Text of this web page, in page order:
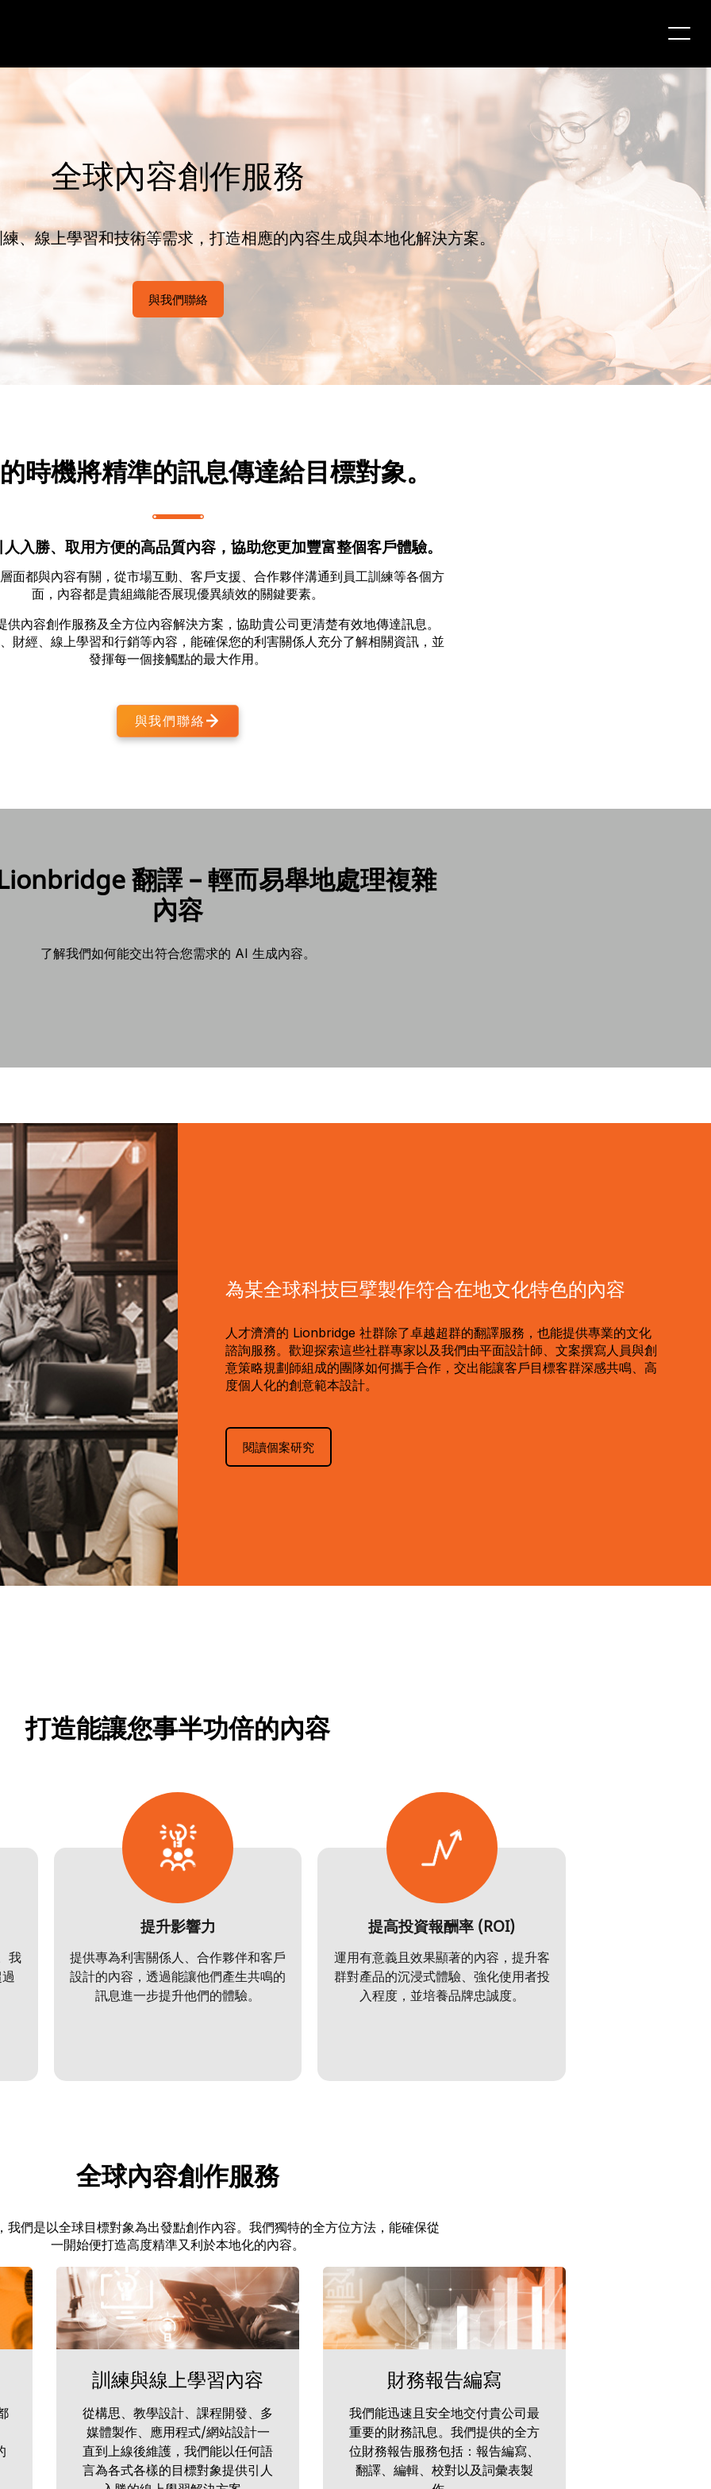
全球內容創作服務
、線上學習和技術等需求，打造相應的內容生成與本地化解決方案。
與我們聯絡
時機將精準的訊息傳達給目標對象。
入勝、取用方便的高品質內容，協助您更加豐富整個客戶體驗。
面都與內容有關，從市場互動、客戶支援、合作夥伴溝通到員工訓練等各個方
面，內容都是貴組織能否展現優異績效的關鍵要素。
內容創作服務及全方位內容解決方案，協助貴公司更清楚有效地傳達訊息。
財經、線上學習和行銷等內容，能確保您的利害關係人充分了解相關資訊，並
發揮每一個接觸點的最大作用。
與我們聯絡
翻譯 – 輕而易舉地處理複雜
內容
了解我們如何能交出符合您需求的 AI 生成內容。
為某全球科技巨擘製作符合在地文化特色的內容
人才濟濟的 Lionbridge 社群除了卓越超群的翻譯服務，也能提供專業的文化
諮詢服務。歡迎探索這些社群專家以及我們由平面設計師、文案撰寫人員與創
意策略規劃師組成的團隊如何攜手合作，交出能讓客戶目標客群深感共鳴、高
度個人化的創意範本設計。
閱讀個案研究
打造能讓您事半功倍的內容
我
提升影響力
提供專為利害關係人、合作夥伴和客戶
設計的內容，透過能讓他們產生共鳴的
訊息進一步提升他們的體驗。
提高投資報酬率 (ROI)
運用有意義且效果顯著的內容，提升客
群對產品的沉浸式體驗、強化使用者投
入程度，並培養品牌忠誠度。
全球內容創作服務
我們是以全球目標對象為出發點創作內容。我們獨特的全方位方法，能確保從
一開始便打造高度精準又利於本地化的內容。
訓練與線上學習內容
從構思、教學設計、課程開發、多
媒體製作、應用程式/網站設計一
直到上線後維護，我們能以任何語
言為各式各樣的目標對象提供引人
財務報告編寫
我們能迅速且安全地交付貴公司最
重要的財務訊息。我們提供的全方
位財務報告服務包括：報告編寫、
翻譯、編輯、校對以及詞彙表製